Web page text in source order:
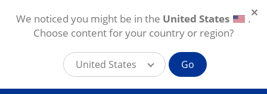
We noticed you might be in the United States
.
Choose content for your country or region?
United States Go